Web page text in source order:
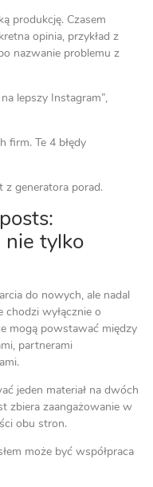
produkcję. Czasem
opinia, przykład z
nazwanie problemu z
lepszy Instagram”,
firm. Te 4 błędy
z generatora porad.
nie tylko
do nowych, ale nadal
wyłącznie o
mogą powstawać między
partnerami
jeden materiał na dwóch
zbiera zaangażowanie w
obu stron.
może być współpraca